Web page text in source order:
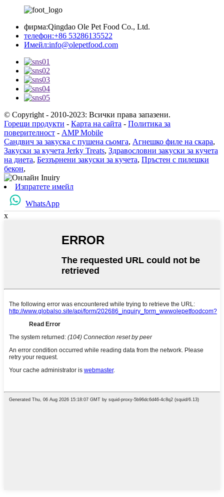
фирма:Qingdao Ole Pet Food Co., Ltd.
телефон:+86 53286135522
Имейл:info@olepetfood.com
© Copyright - 2010-2023: Всички права запазени.
Горещи продукти - Карта на сайта - Политика за
поверителност - AMP Mobile
Сандвич за закуска с пушена сьомга, Агнешко филе на скара,
Закуски за кучета Jerky Treats, Здравословни закуски за кучета
на диета, Беззърнени закуски за кучета, Пръстен с пилешки
бекон,
Изпратете имейл
WhatsApp
x